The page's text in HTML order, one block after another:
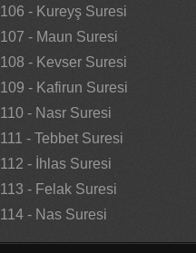
106 - Kureyş Suresi
107 - Maun Suresi
108 - Kevser Suresi
109 - Kafirun Suresi
110 - Nasr Suresi
111 - Tebbet Suresi
112 - İhlas Suresi
113 - Felak Suresi
114 - Nas Suresi